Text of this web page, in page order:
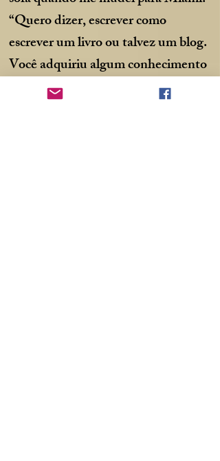
“Quero dizer, escrever como
escrever um livro ou talvez um blog.
Você adquiriu algum conhecimento
sobre canoagem que outros